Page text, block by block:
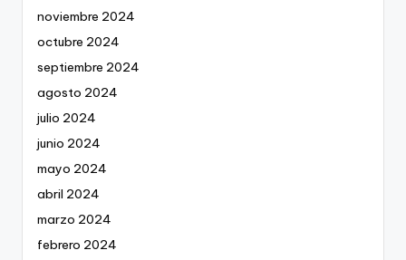
noviembre 2024
octubre 2024
septiembre 2024
agosto 2024
julio 2024
junio 2024
mayo 2024
abril 2024
marzo 2024
febrero 2024